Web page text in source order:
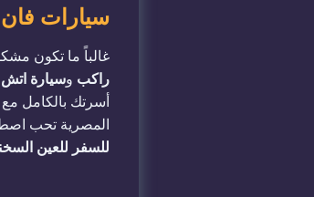
سيارات فان عائلية 7 راكب: الحل
غالباً ما تكون
راكب وسيارة اتش وان
أسرتك بالكامل مع
المصرية تحب
للسفر للعين السخنة